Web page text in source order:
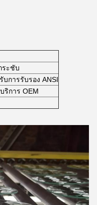
ระชับ
การรับรอง ANSI
ริการ OEM